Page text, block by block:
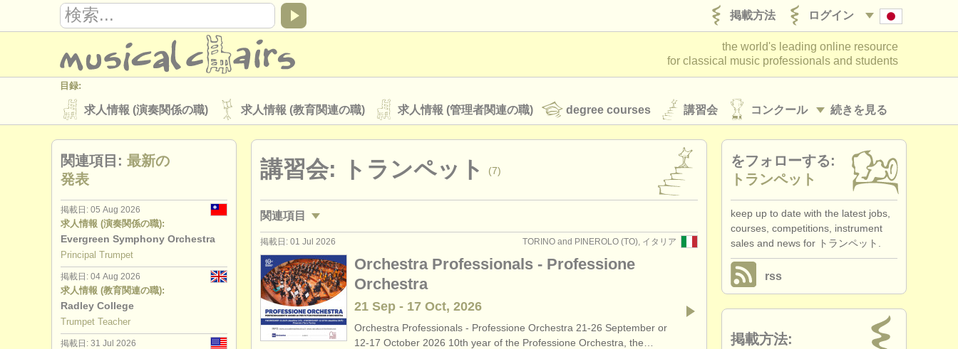
ログイン
掲載方法
the world's leading online resource
for classical music professionals and students
目録:
続きを見る
求人情報 (演奏関係の職) 求人情報 (教育関連の職) 求人情報 (管理者関連の職) degree courses 講習会 コンクール
楽器の販売 盗まれた楽器
ディレクトリー:
musicalchairs:
musicalchairsについて お問い合わせ クラシック音楽ニュース
出版社:
掲載方法 find out about ourATS ATSfaq ログイン
講習会: トランペット (7)
関連項目
求人情報 (演奏関係の職): トランペット
求人情報 (教育関連の職): トランペット
講習会: ツィンク (1)
講習会: cornet (1)
TORINO and PINEROLO (TO), イタリア
掲載日: 01 Jul 2026
Orchestra Professionals - Professione
Orchestra
21 Sep - 17 Oct, 2026
Orchestra Professionals - Professione Orchestra 21-26 September or
12-17 October 2026 10th year of the Professione Orchestra, the…
関連項目: 最新の
発表
掲載日: 05 Aug 2026
求人情報 (演奏関係の職):
Evergreen Symphony Orchestra
Principal Trumpet
掲載日: 04 Aug 2026
求人情報 (教育関連の職):
Radley College
Trumpet Teacher
掲載日: 31 Jul 2026
をフォローする:
トランペット
keep up to date with the latest jobs,
courses, competitions, instrument
sales and news for トランペット.
rss
掲載方法: